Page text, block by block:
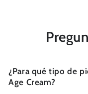
¿Para qué tipo de
Age Cream?